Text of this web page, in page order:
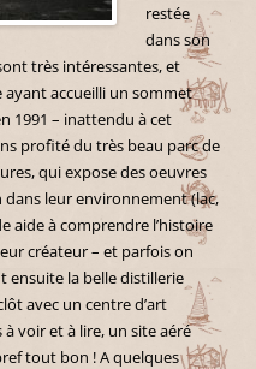
restée
dans son
très intéressantes, et
accueilli un sommet
1991 – inattendu à cet
profité du très beau parc de
qui expose des oeuvres
leur environnement (lac,
aide à comprendre l’histoire
créateur – et parfois on
ensuite la belle distillerie
avec un centre d’art
voir et à lire, un site aéré
tout bon ! A quelques